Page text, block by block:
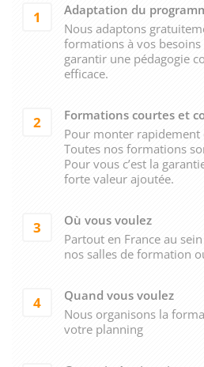
1
Adaptation du
Nous adaptons
formations à vos
garantir une pédagogie
efficace.
2
Formations courtes et
Pour monter rapidement
Toutes nos formations
Pour vous c’est la
forte valeur ajoutée.
3
Où vous voulez
Partout en France au
nos salles de formation
4
Quand vous voulez
Nous organisons la
votre planning